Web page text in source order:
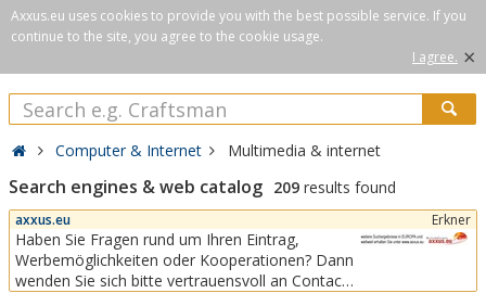
Axxus.eu uses cookies to provide you with the best possible service. If you
continue to the site, you agree to the cookie usage.
I agree. ×
Computer & Internet Multimedia & internet
Search engines & web catalog 209 results found
axxus.eu Erkner
Haben Sie Fragen rund um Ihren Eintrag,
Werbemöglichkeiten oder Kooperationen? Dann
wenden Sie sich bitte vertrauensvoll an Contact